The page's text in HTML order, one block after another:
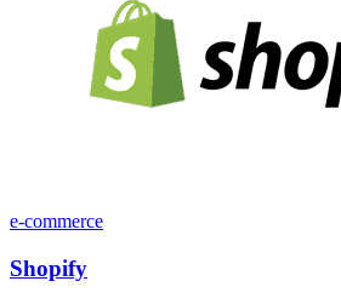
e-commerce
Shopify